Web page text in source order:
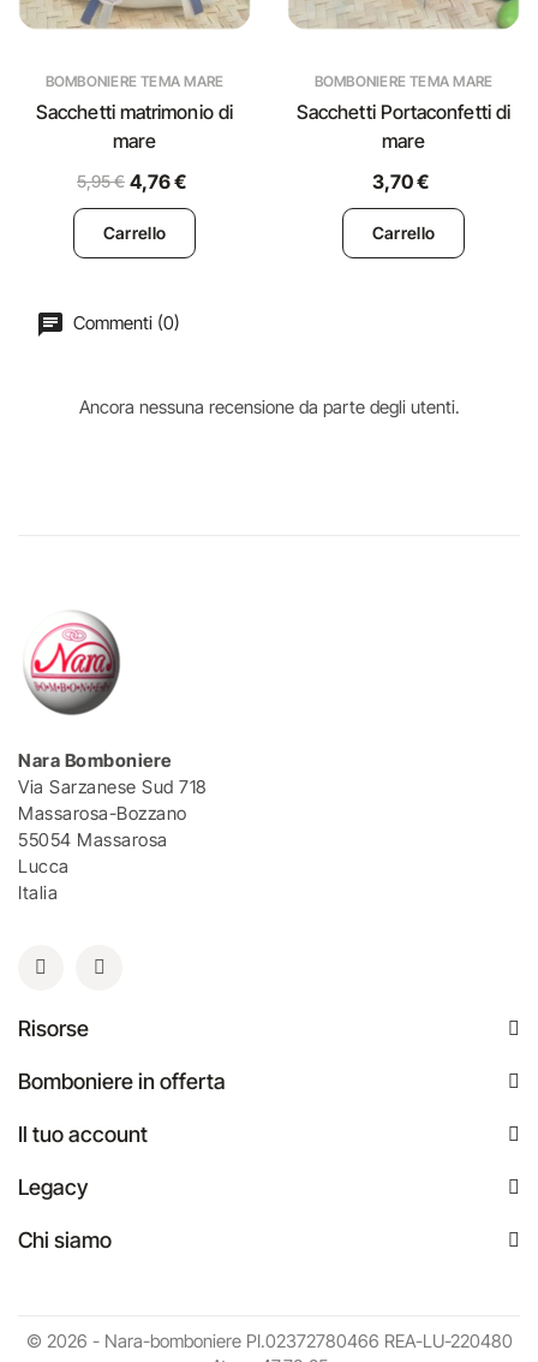
BOMBONIERE TEMA MARE
Sacchetti matrimonio di
mare
5,95 € 4,76 €
Carrello
BOMBONIERE TEMA MARE
Sacchetti Portaconfetti di
mare
3,70 €
Carrello
Commenti (0)
Ancora nessuna recensione da parte degli utenti.
Nara Bomboniere
Via Sarzanese Sud 718
Massarosa-Bozzano
55054 Massarosa
Lucca
Italia
Risorse
Bomboniere in offerta
Il tuo account
Legacy
Chi siamo
© 2026 - Nara-bomboniere PI.02372780466 REA-LU-220480